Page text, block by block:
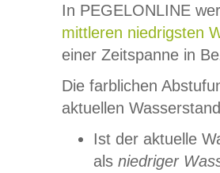
In PEGELONLINE
mittleren niedrigsten
einer Zeitspanne in
Die farblichen
aktuellen
Ist der aktuelle
als niedriger